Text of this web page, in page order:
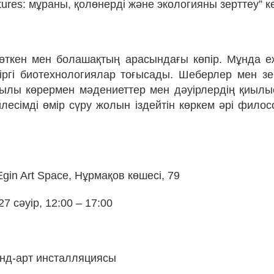
мұраны, қолөнерді және экологияны зерттеу”
мен болашақтың арасындағы көпір. Мұнда
биотехнологиялар тоғысады. Шеберлер мен
көрермен мәдениеттер мен дәуірлердің
өмір сүру жолын іздейтін көркем әрі
Art Space, Нұрмақов көшесі, 79
сәуір, 12:00 – 17:00
арт инсталляциясы